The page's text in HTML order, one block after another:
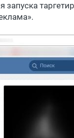
запуска